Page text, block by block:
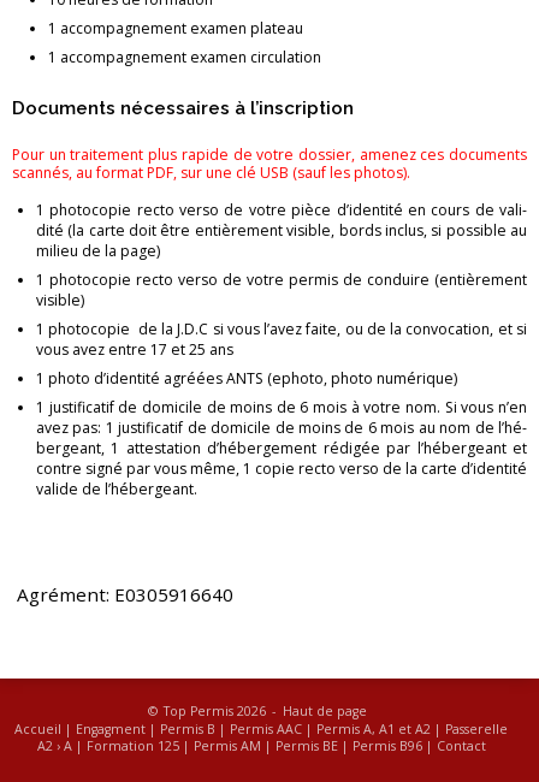
1 ac­com­pa­gne­ment exa­men pla­teau
1 ac­com­pa­gne­ment exa­men cir­cu­la­tion
Do­cu­ments né­ces­saires à l’ins­crip­tion
Pour un trai­te­ment plus ra­pide de votre dos­sier, ame­nez ces do­cu­ments
scan­nés, au for­mat PDF, sur une clé USB (sauf les pho­tos).
1 pho­to­co­pie recto verso de votre pièce d’iden­tité en cours de va­li­
dité (la carte doit être en­tiè­re­ment vi­sible, bords in­clus, si pos­sible au
mi­lieu de la page)
1 pho­to­co­pie recto verso de votre per­mis de conduire (en­tiè­re­ment
vi­sible)
1 pho­to­co­pie de la J.D.C si vous l’avez faite, ou de la convo­ca­tion, et si
vous avez entre 17 et 25 ans
1 photo d’iden­tité agréées ANTS (ephoto, photo nu­mé­rique)
1 jus­ti­fi­ca­tif de do­mi­cile de moins de 6 mois à votre nom. Si vous n’en
avez pas: 1 jus­ti­fi­ca­tif de do­mi­cile de moins de 6 mois au nom de l’hé­
ber­geant, 1 at­tes­ta­tion d’hé­ber­ge­ment ré­di­gée par l’hé­ber­geant et
contre signé par vous même, 1 copie recto verso de la carte d’iden­tité
va­lide de l’hé­ber­geant.
Agré­ment: E0305916640
© Top Permis 2026 - Haut de page
Accueil | Engagment | Permis B | Permis AAC | Permis A, A1 et A2 | Passerelle
A2 › A| Formation 125| Permis AM | Permis BE| Permis B96| Contact